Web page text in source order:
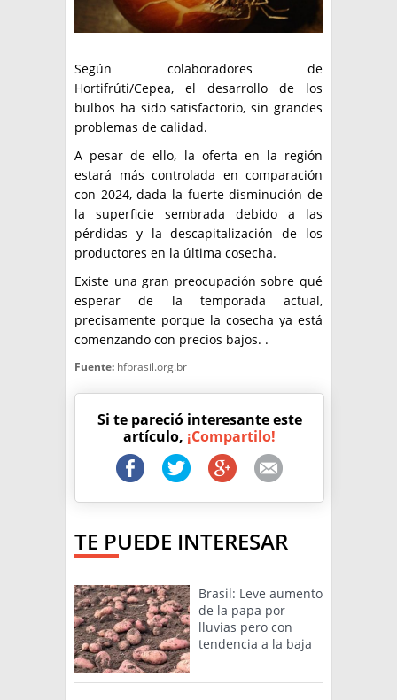
CONTACTO
BUSCAR
Según colaboradores de
Hortifrúti/Cepea, el desarrollo de los
bulbos ha sido satisfactorio, sin grandes
problemas de calidad.
A pesar de ello, la oferta en la región
estará más controlada en comparación
con 2024, dada la fuerte disminución de
la superficie sembrada debido a las
pérdidas y la descapitalización de los
productores en la última cosecha.
Existe una gran preocupación sobre qué
esperar de la temporada actual,
precisamente porque la cosecha ya está
comenzando con precios bajos. .
Fuente: hfbrasil.org.br
Si te pareció interesante este
artículo, ¡Compartilo!
TE PUEDE INTERESAR
Brasil: Leve aumento
de la papa por
lluvias pero con
tendencia a la baja